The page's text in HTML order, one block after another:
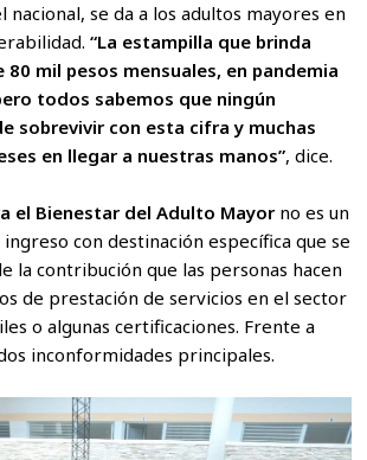
nacional, se da a los adultos mayores en
“La estampilla que brinda
80 mil pesos mensuales, en pandemia
todos sabemos que ningún
sobrevivir con esta cifra y muchas
en llegar a nuestras manos”, dice.
el Bienestar del Adulto Mayorno es un
con destinación específica que se
la contribución que las personas hacen
de prestación de servicios en el sector
o algunas certificaciones. Frente a
inconformidades principales.